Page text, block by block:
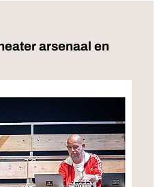
arsenaal en